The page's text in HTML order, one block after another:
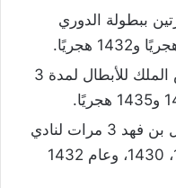
ببطولة الدوري
فاز نادي الشباب ببطولة كأس الملك للأبطال لمدة 3
حقق بطولة كأس الأمير فيصل بن فهد 3 مرات لنادي
الشباب.. وذلك في عام 1429، 1430، وعام 1432